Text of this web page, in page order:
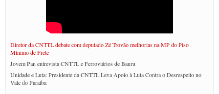
Diretor da CNTTL debate com deputado Zé Trovão melhorias na MP do Piso
Mínimo de Frete
Jovem Pan entrevista CNTTL e Ferroviários de Bauru
Unidade e Luta: Presidente da CNTTL Leva Apoio à Luta Contra o Desrespeito no
Vale do Paraíba